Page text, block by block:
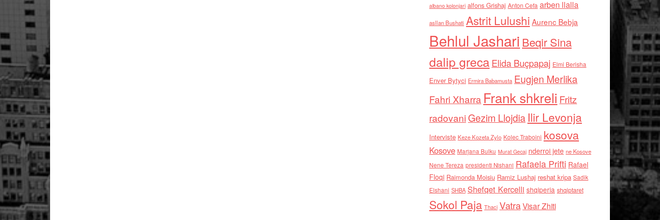
albano kolonjari alfons Grishaj Anton Cefa arben llalla
asllan Bushati Astrit Lulushi Aurenc Bebja
Behlul Jashari Beqir Sina
dalip grecaElida Buçpapaj Elmi Berisha
Enver Bytyci Ermira Babamusta Eugjen Merlika
Fahri Xharra Frank shkreli Fritz
radovaniGezim Llojdia Ilir Levonja
Interviste Keze Kozeta Zylo Kolec Traboini kosova
Kosove Marjana Bulku Murat Gecaj nderroi jete ne Kosove
Nene Tereza presidenti Nishani Rafaela Prifti Rafael
Floqi Raimonda Moisiu Ramiz Lushaj reshat kripa Sadik
Elshani SHBA Shefqet Kercelli shqiperia shqiptaret
Sokol Paja Thaci VatraVisar Zhiti